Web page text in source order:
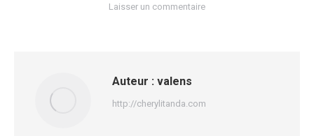
Laisser un commentaire
Auteur : valens
http://cherylitanda.com